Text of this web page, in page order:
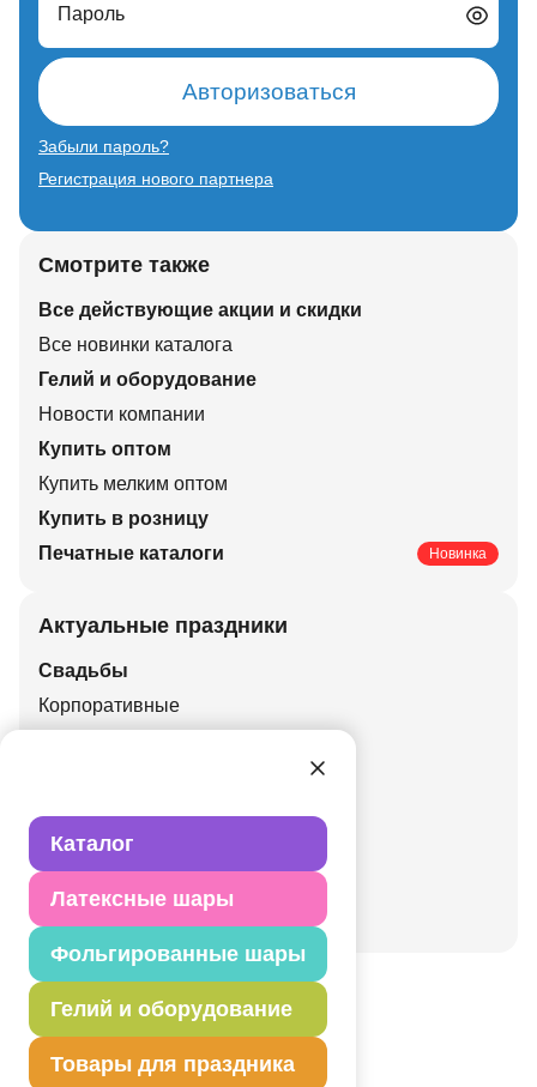
Каталог
Латексные шары
Фольгированные шары
Гелий и оборудование
Товары для праздника
Пароль
Авторизоваться
Забыли пароль?
Регистрация нового партнера
Смотрите также
Все действующие акции и скидки
Все новинки каталога
Гелий и оборудование
Новости компании
Купить оптом
Купить мелким оптом
Купить в розницу
Печатные каталоги
Новинка
Актуальные праздники
Свадьбы
Корпоративные
Валентинов день
День города
Наши поставщики